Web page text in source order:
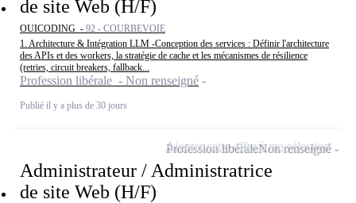
de site Web (H/F)
OUICODING - 92 - COURBEVOIE
1. Architecture & Intégration LLM -Conception des services : Définir l'architecture
des APIs et des workers, la stratégie de cache et les mécanismes de résilience
(retries, circuit breakers, fallback...
Profession libérale - Non renseigné
Publié il y a plus de 30 jours
Administrateur / Administratrice
de site Web (H/F)
Profession libéraleNon renseigné
Ajouter cette offre à ma sélection